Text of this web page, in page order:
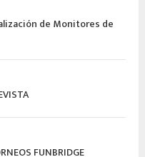
de Monitores de
FUNBRIDGE